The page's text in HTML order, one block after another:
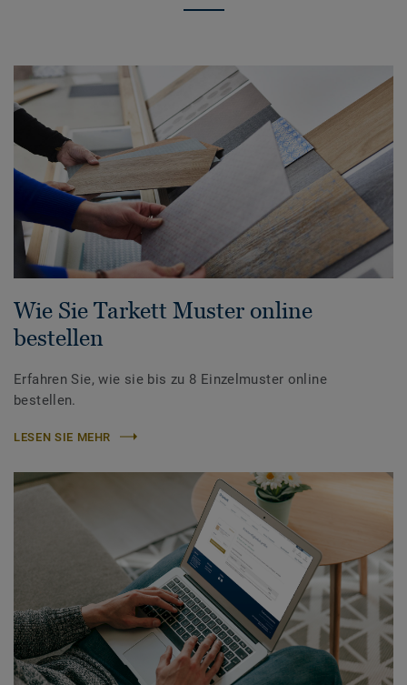
Wie Sie Tarkett Muster online
bestellen
Erfahren Sie, wie sie bis zu 8 Einzelmuster online
bestellen.
LESEN SIE MEHR